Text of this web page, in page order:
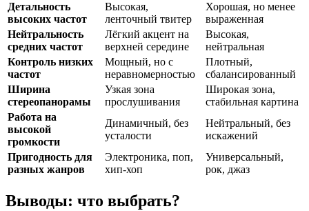
Детальность
высоких частот
Высокая,
ленточный твитер
Хорошая, но менее
выраженная
Нейтральность
средних частот
Лёгкий акцент на
верхней середине
Высокая,
нейтральная
Контроль низких
частот
Мощный, но с
неравномерностью
Плотный,
сбалансированный
Ширина
стереопанорамы
Узкая зона
прослушивания
Широкая зона,
стабильная картина
Работа на
высокой
громкости
Динамичный, без
усталости
Нейтральный, без
искажений
Пригодность для
разных жанров
Электроника, поп,
хип-хоп
Универсальный,
рок, джаз
Выводы: что выбрать?